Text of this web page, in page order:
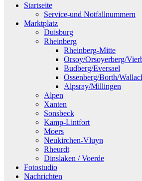
Startseite
Service-und Notfallnummern
Marktplatz
Duisburg
Rheinberg
Rheinberg-Mitte
Orsoy/Orsoyerberg/
Budberg/Eversael
Ossenberg/Borth/
Alpsray/Millingen
Alpen
Xanten
Sonsbeck
Kamp-Lintfort
Moers
Neukirchen-Vluyn
Rheurdt
Dinslaken / Voerde
Fotostudio
Nachrichten